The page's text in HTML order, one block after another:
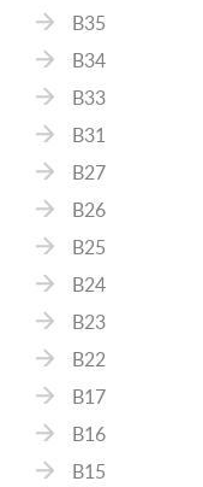
B35
B34
B33
B31
B27
B26
B25
B24
B23
B22
B17
B16
B15